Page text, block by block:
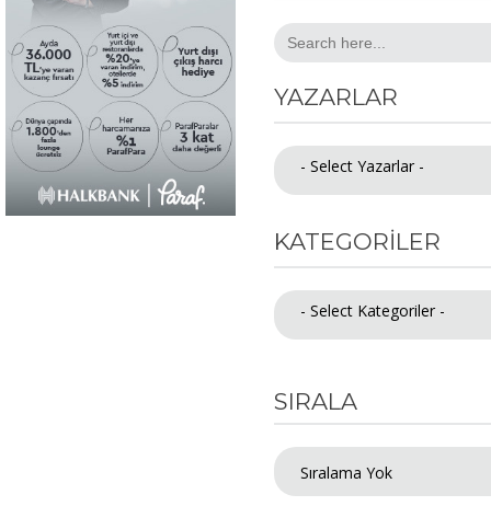
Search
for:
YAZARLAR
- Select Yazarlar -
KATEGORILER
- Select Kategoriler -
SIRALA
Sıralama Yok